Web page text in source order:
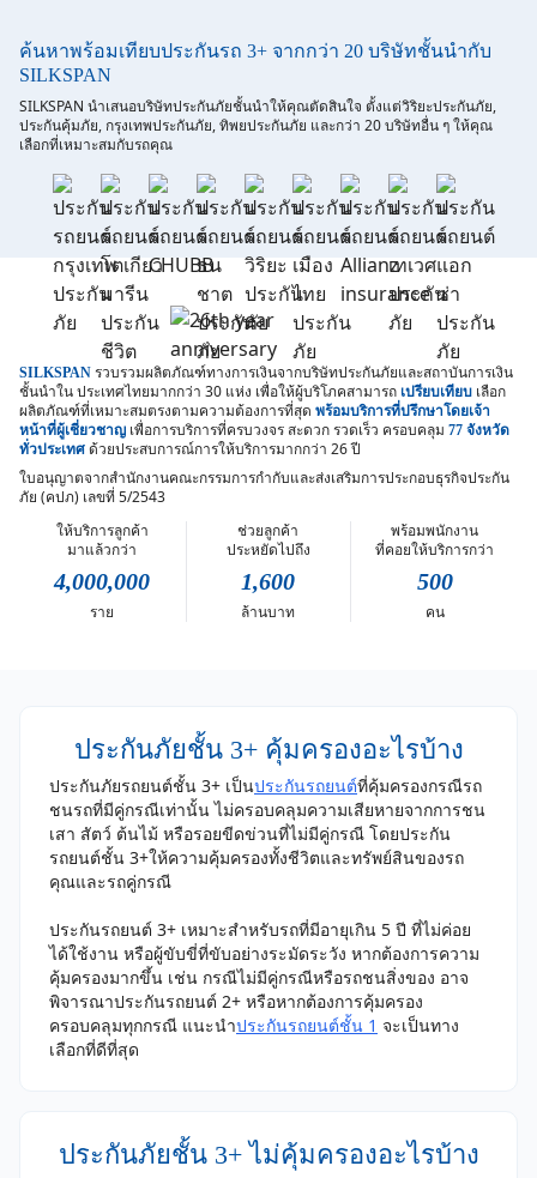
การเสร็จสิ้นไปแล้วก่อนการถอนความยินยอม โดยข้าพเจ้าให้ถือ
เอาการกดเลือก “ให้ความยินยอม” ในช่องสนทนา เป็นการแสดงเจตนา
ยินยอมของข้าพเจ้าแทนการลงลายมือชื่อเป็นหลักฐาน
ค้นหาพร้อมเทียบประกันรถ 3+ จากกว่า 20 บริษัทชั้นนำกับ
SILKSPAN
SILKSPAN นำเสนอบริษัทประกันภัยชั้นนำให้คุณตัดสินใจ ตั้งแต่วิริยะประกันภัย,
ประกันคุ้มภัย, กรุงเทพประกันภัย, ทิพยประกันภัย และกว่า 20 บริษัทอื่น ๆ ให้คุณ
เลือกที่เหมาะสมกับรถคุณ
SILKSPAN รวบรวมผลิตภัณฑ์ทางการเงินจากบริษัทประกันภัยและสถาบันการเงิน
ชั้นนำในประเทศไทยมากกว่า 30 แห่ง เพื่อให้ผู้บริโภคสามารถ เปรียบเทียบ เลือก
ผลิตภัณฑ์ที่เหมาะสมตรงตามความต้องการที่สุด พร้อมบริการที่ปรึกษาโดยเจ้า
หน้าที่ผู้เชี่ยวชาญ เพื่อการบริการที่ครบวงจร สะดวก รวดเร็ว ครอบคลุม 77 จังหวัด
ทั่วประเทศ ด้วยประสบการณ์การให้บริการมากกว่า 26 ปี
ใบอนุญาตจากสำนักงานคณะกรรมการกำกับและส่งเสริมการประกอบธุรกิจประกัน
ภัย (คปภ) เลขที่ 5/2543
ให้บริการลูกค้า
มาแล้วกว่า
4,000,000
ราย
ช่วยลูกค้า
ประหยัดไปถึง
1,600
ล้านบาท
พร้อมพนักงาน
ที่คอยให้บริการกว่า
500
คน
ประกันภัยชั้น 3+ คุ้มครองอะไรบ้าง
ประกันภัยรถยนต์ชั้น 3+ เป็นประกันรถยนต์ที่คุ้มครองกรณีรถ
ชนรถที่มีคู่กรณีเท่านั้น ไม่ครอบคลุมความเสียหายจากการชน
เสา สัตว์ ต้นไม้ หรือรอยขีดข่วนที่ไม่มีคู่กรณี โดยประกัน
รถยนต์ชั้น 3+ให้ความคุ้มครองทั้งชีวิตและทรัพย์สินของรถ
คุณและรถคู่กรณี
ประกันรถยนต์ 3+ เหมาะสำหรับรถที่มีอายุเกิน 5 ปี ที่ไม่ค่อย
ได้ใช้งาน หรือผู้ขับขี่ที่ขับอย่างระมัดระวัง หากต้องการความ
คุ้มครองมากขึ้น เช่น กรณีไม่มีคู่กรณีหรือรถชนสิ่งของ อาจ
พิจารณาประกันรถยนต์ 2+ หรือหากต้องการคุ้มครอง
ครอบคลุมทุกกรณี แนะนำประกันรถยนต์ชั้น 1 จะเป็นทาง
เลือกที่ดีที่สุด
ประกันภัยชั้น 3+ ไม่คุ้มครองอะไรบ้าง